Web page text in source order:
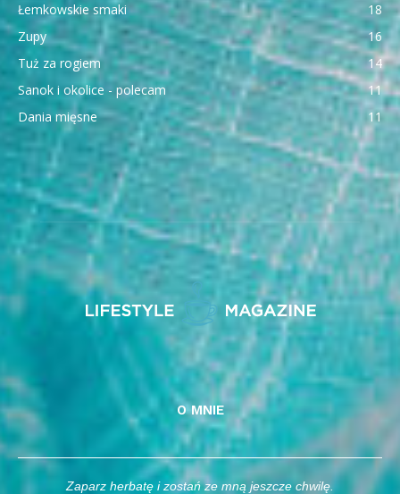
Łemkowskie smaki
18
Zupy
16
Tuż za rogiem
14
Sanok i okolice - polecam
11
Dania mięsne
11
O MNIE
Zaparz herbatę i zostań ze mną jeszcze chwilę.